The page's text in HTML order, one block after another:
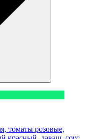
томаты розовые,